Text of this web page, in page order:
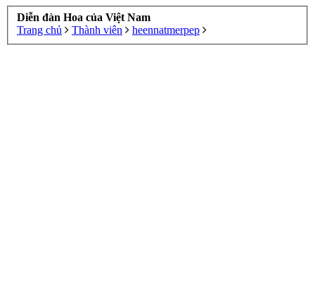
Diễn đàn Hoa của Việt Nam
Trang chủ
Thành viên heennatmerpep